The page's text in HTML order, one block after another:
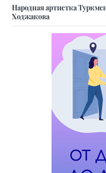
Народная артистка
Ходжакова